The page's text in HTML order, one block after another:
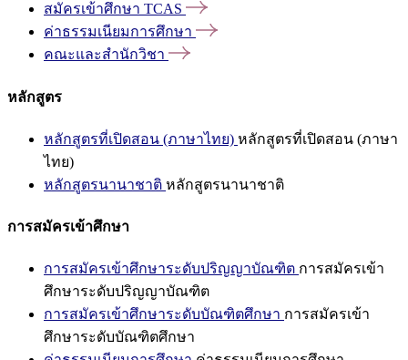
สมัครเข้าศึกษา TCAS
ค่าธรรมเนียมการศึกษา
คณะและสำนักวิชา
หลักสูตร
หลักสูตรที่เปิดสอน (ภาษาไทย) หลักสูตรที่เปิดสอน (ภาษา
ไทย)
หลักสูตรนานาชาติ หลักสูตรนานาชาติ
การสมัครเข้าศึกษา
การสมัครเข้าศึกษาระดับปริญญาบัณฑิต การสมัครเข้า
ศึกษาระดับปริญญาบัณฑิต
การสมัครเข้าศึกษาระดับบัณฑิตศึกษา การสมัครเข้า
ศึกษาระดับบัณฑิตศึกษา